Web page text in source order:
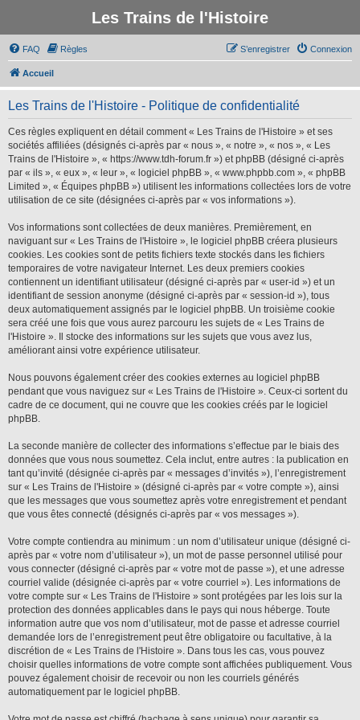
Les Trains de l'Histoire
FAQ Règles Connexion
S’enregistrer
Accueil
Les Trains de l'Histoire - Politique de confidentialité
Ces règles expliquent en détail comment « Les Trains de l'Histoire » et ses
sociétés affiliées (désignés ci-après par « nous », « notre », « nos », « Les
Trains de l'Histoire », « https://www.tdh-forum.fr ») et phpBB (désigné ci-après
par « ils », « eux », « leur », « logiciel phpBB », « www.phpbb.com », « phpBB
Limited », « Équipes phpBB ») utilisent les informations collectées lors de votre
utilisation de ce site (désignées ci-après par « vos informations »).
Vos informations sont collectées de deux manières. Premièrement, en
naviguant sur « Les Trains de l'Histoire », le logiciel phpBB créera plusieurs
cookies. Les cookies sont de petits fichiers texte stockés dans les fichiers
temporaires de votre navigateur Internet. Les deux premiers cookies
contiennent un identifiant utilisateur (désigné ci-après par « user-id ») et un
identifiant de session anonyme (désigné ci-après par « session-id »), tous
deux automatiquement assignés par le logiciel phpBB. Un troisième cookie
sera créé une fois que vous aurez parcouru les sujets de « Les Trains de
l'Histoire ». Il stocke des informations sur les sujets que vous avez lus,
améliorant ainsi votre expérience utilisateur.
Nous pouvons également créer des cookies externes au logiciel phpBB
pendant que vous naviguez sur « Les Trains de l'Histoire ». Ceux-ci sortent du
cadre de ce document, qui ne couvre que les cookies créés par le logiciel
phpBB.
La seconde manière de collecter des informations s’effectue par le biais des
données que vous nous soumettez. Cela inclut, entre autres : la publication en
tant qu’invité (désignée ci-après par « messages d’invités »), l’enregistrement
sur « Les Trains de l'Histoire » (désigné ci-après par « votre compte »), ainsi
que les messages que vous soumettez après votre enregistrement et pendant
que vous êtes connecté (désignés ci-après par « vos messages »).
Votre compte contiendra au minimum : un nom d’utilisateur unique (désigné ci-
après par « votre nom d’utilisateur »), un mot de passe personnel utilisé pour
vous connecter (désigné ci-après par « votre mot de passe »), et une adresse
courriel valide (désignée ci-après par « votre courriel »). Les informations de
votre compte sur « Les Trains de l'Histoire » sont protégées par les lois sur la
protection des données applicables dans le pays qui nous héberge. Toute
information autre que vos nom d’utilisateur, mot de passe et adresse courriel
demandée lors de l’enregistrement peut être obligatoire ou facultative, à la
discrétion de « Les Trains de l'Histoire ». Dans tous les cas, vous pouvez
choisir quelles informations de votre compte sont affichées publiquement. Vous
pouvez également choisir de recevoir ou non les courriels générés
automatiquement par le logiciel phpBB.